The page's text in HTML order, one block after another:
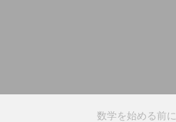
数学を始める前に